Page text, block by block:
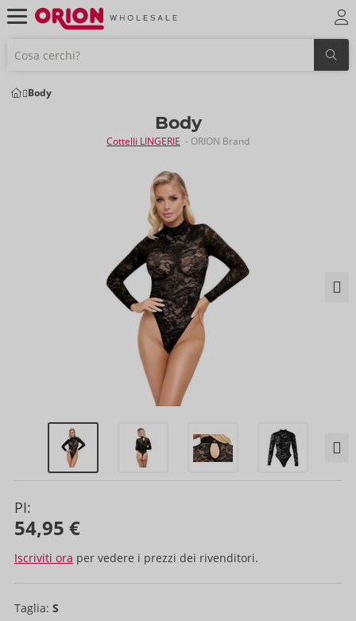
Body
Body
Cottelli LINGERIE - ORION Brand
PI:
54,95 €
Iscriviti ora per vedere i prezzi dei rivenditori.
Taglia: S